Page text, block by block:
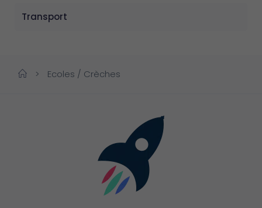
Transport
> Ecoles / Crèches